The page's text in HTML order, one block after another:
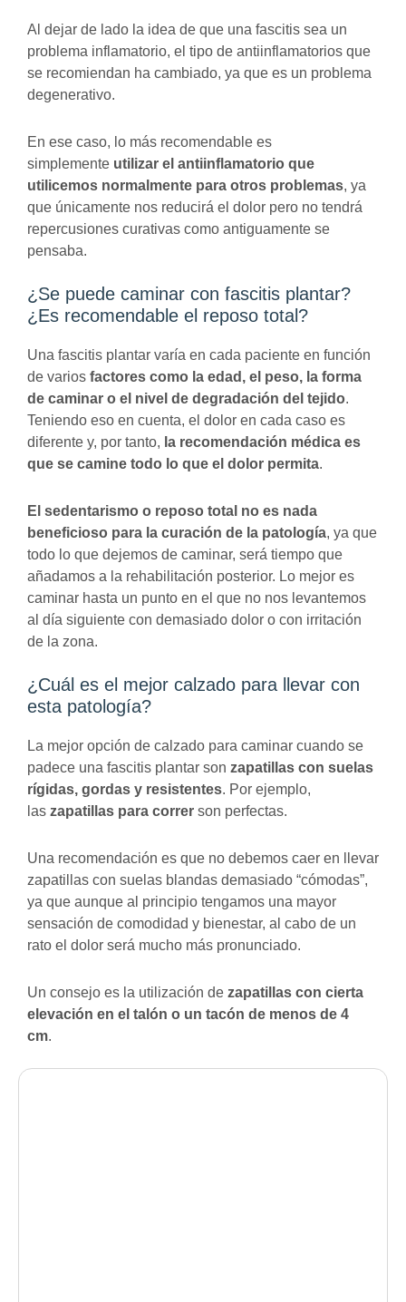
Al dejar de lado la idea de que una fascitis sea un
problema inflamatorio, el tipo de antiinflamatorios que
se recomiendan ha cambiado, ya que es un problema
degenerativo.
En ese caso, lo más recomendable es
simplemente utilizar el antiinflamatorio que
utilicemos normalmente para otros problemas, ya
que únicamente nos reducirá el dolor pero no tendrá
repercusiones curativas como antiguamente se
pensaba.
¿Se puede caminar con fascitis plantar?
¿Es recomendable el reposo total?
Una fascitis plantar varía en cada paciente en función
de varios factores como la edad, el peso, la forma
de caminar o el nivel de degradación del tejido.
Teniendo eso en cuenta, el dolor en cada caso es
diferente y, por tanto, la recomendación médica es
que se camine todo lo que el dolor permita.
El sedentarismo o reposo total no es nada
beneficioso para la curación de la patología, ya que
todo lo que dejemos de caminar, será tiempo que
añadamos a la rehabilitación posterior. Lo mejor es
caminar hasta un punto en el que no nos levantemos
al día siguiente con demasiado dolor o con irritación
de la zona.
¿Cuál es el mejor calzado para llevar con
esta patología?
La mejor opción de calzado para caminar cuando se
padece una fascitis plantar son zapatillas con suelas
rígidas, gordas y resistentes. Por ejemplo,
las zapatillas para correr son perfectas.
Una recomendación es que no debemos caer en llevar
zapatillas con suelas blandas demasiado “cómodas”,
ya que aunque al principio tengamos una mayor
sensación de comodidad y bienestar, al cabo de un
rato el dolor será mucho más pronunciado.
Un consejo es la utilización de zapatillas con cierta
elevación en el talón o un tacón de menos de 4
cm.